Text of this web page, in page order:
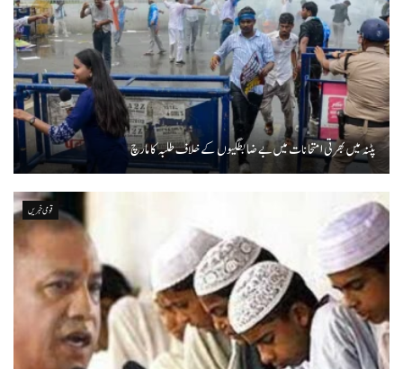
پٹنہ میں بھرتی امتحانات میں بے ضابطگیوں کے خلاف طلبہ کا مارچ
قومی خبریں